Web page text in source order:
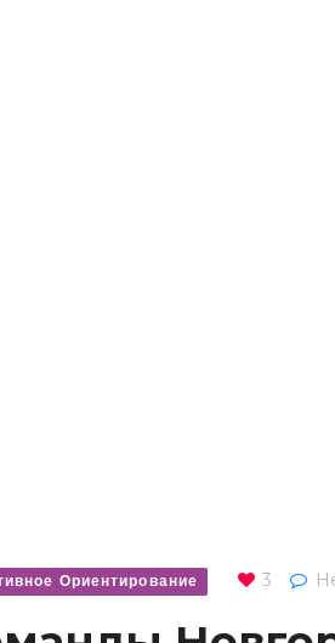
Ориентирование 3